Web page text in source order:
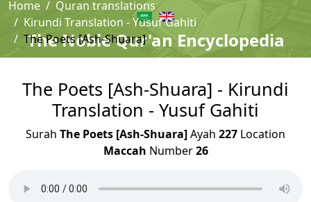
The Noble Qur'an Encyclopedia
Home
Quran translations
Kirundi Translation - Yusuf Gahiti
The Poets [Ash-Shuara]
The Poets [Ash-Shuara] - Kirundi
Translation - Yusuf Gahiti
Surah The Poets [Ash-Shuara]Ayah 227 Location
Maccah Number26